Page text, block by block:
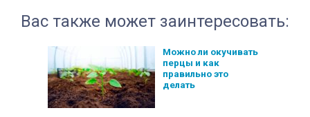
Вас также может заинтересовать:
Можно ли окучивать
перцы и как
правильно это
делать